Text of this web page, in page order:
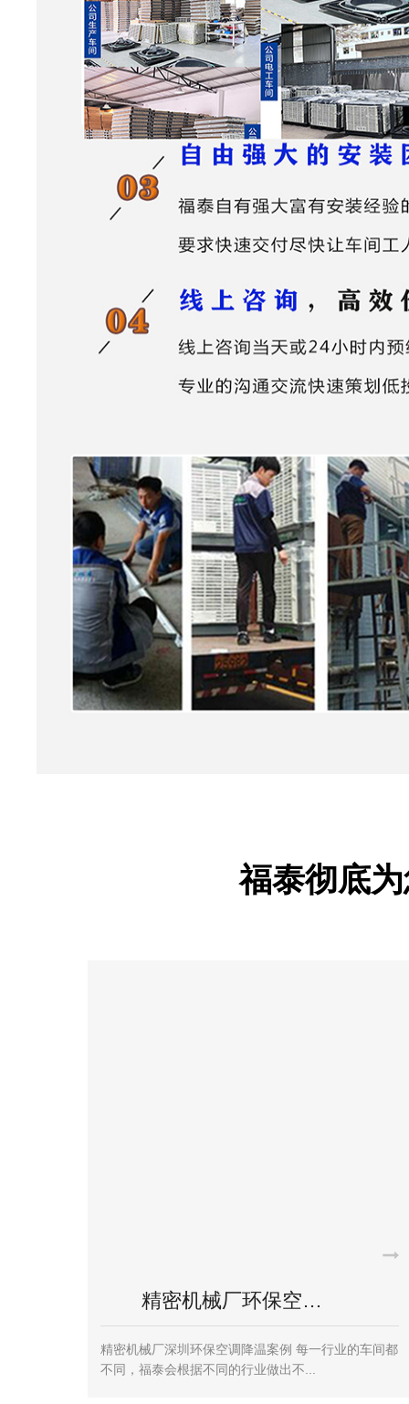
福泰彻底
橡塑厂环保空调降…
调对于很多高温厂房想降温的客户来说还是想
底是否能降温，是不是适合自己...
大型厂房降温环保空调安装案
房降温的时候也是